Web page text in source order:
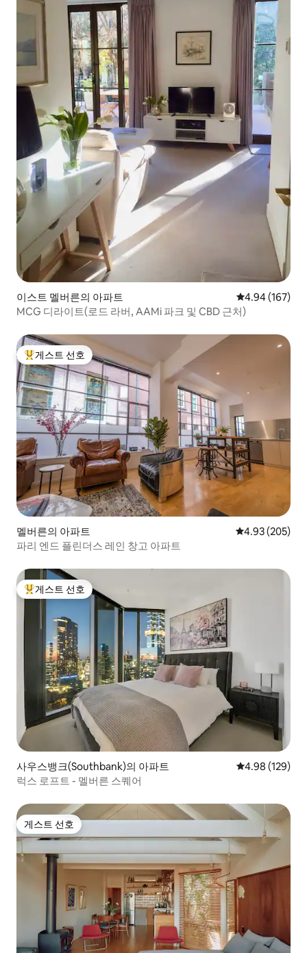
이스트 멜버른의 아파트 평점 4.94점(5
4.94 (167)
MCG 디라이트(로드 라버, AAMi 파크 및 CBD 근처)
상위 게스트 선호
게스트 선호
멜버른의 아파트 평점 4.93점(5
4.93 (205)
파리 엔드 플린더스 레인 창고 아파트
상위 게스트 선호
게스트 선호
사우스뱅크(Southbank)의 아파트 평점 4.98점(5
4.98 (129)
럭스 로프트 - 멜버른 스퀘어
게스트 선호
게스트 선호